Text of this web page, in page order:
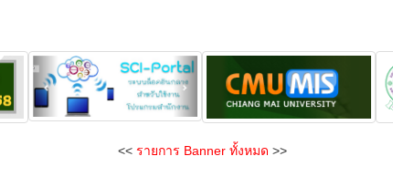
<< รายการ Banner ทั้งหมด >>